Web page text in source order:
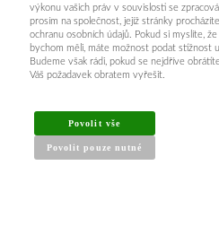
výkonu vašich práv v souvislosti se
prosím na společnost, jejíž stránky
ochranu osobních údajů. Pokud si myslíte,
bychom měli, máte možnost podat stížnost
Budeme však rádi, pokud se nejdříve
Váš požadavek obratem vyřešit.
Povolit vše
Povolit pouze nutné